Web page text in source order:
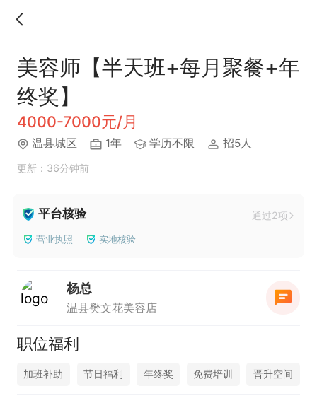
美容师【半天班+每月聚餐+年
终奖】
4000-7000元/月
温县城区 1年 学历不限 招5人
更新：36分钟前
平台核验 通过2项
营业执照 实地核验
杨总
温县樊文花美容店
职位福利
加班补助 节日福利 年终奖 免费培训 晋升空间